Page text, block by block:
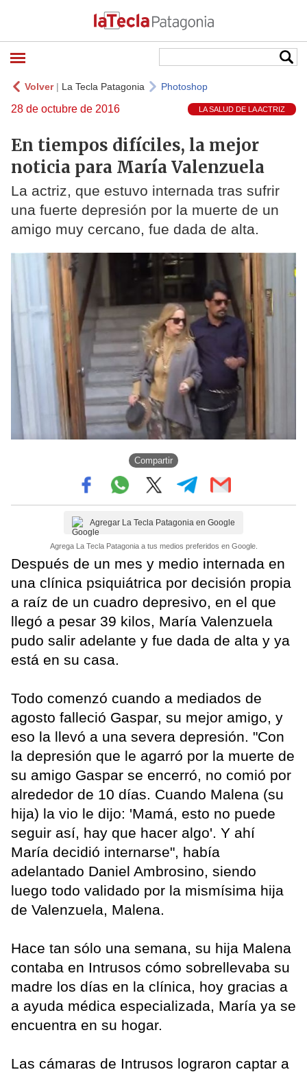
Volver| La Tecla Patagonia Photoshop
28 de octubre de 2016 LA SALUD DE LA ACTRIZ
En tiempos difíciles, la mejor
noticia para María Valenzuela
La actriz, que estuvo internada tras sufrir
una fuerte depresión por la muerte de un
amigo muy cercano, fue dada de alta.
Compartir
Agregar La Tecla Patagonia en Google
Agrega La Tecla Patagonia a tus medios preferidos en Google.
Después de un mes y medio internada en
una clínica psiquiátrica por decisión propia
a raíz de un cuadro depresivo, en el que
llegó a pesar 39 kilos, María Valenzuela
pudo salir adelante y fue dada de alta y ya
está en su casa.
Todo comenzó cuando a mediados de
agosto falleció Gaspar, su mejor amigo, y
eso la llevó a una severa depresión. "Con
la depresión que le agarró por la muerte de
su amigo Gaspar se encerró, no comió por
alrededor de 10 días. Cuando Malena (su
hija) la vio le dijo: 'Mamá, esto no puede
seguir así, hay que hacer algo'. Y ahí
María decidió internarse", había
adelantado Daniel Ambrosino, siendo
luego todo validado por la mismísima hija
de Valenzuela, Malena.
Hace tan sólo una semana, su hija Malena
contaba en Intrusos cómo sobrellevaba su
madre los días en la clínica, hoy gracias a
a ayuda médica especializada, María ya se
encuentra en su hogar.
Las cámaras de Intrusos lograron captar a